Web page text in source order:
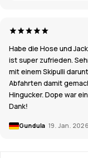
Habe die Hose und
ist super zufrieden.
mit einem Skipulli
Abfahrten damit
Hingucker. Dope war
Dank!
Gundula 19. Jan. 2026